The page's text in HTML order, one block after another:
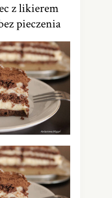
z likierem
pieczenia